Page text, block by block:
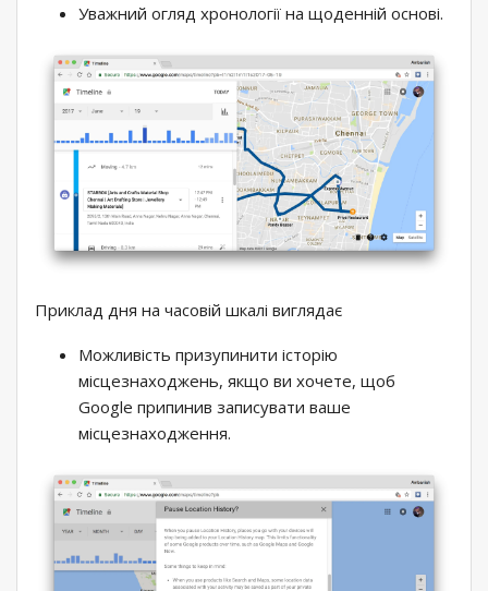
Уважний огляд хронології на щоденній основі.
Приклад дня на часовій шкалі виглядає
Можливість призупинити історію
місцезнаходжень, якщо ви хочете, щоб
Google припинив записувати ваше
місцезнаходження.